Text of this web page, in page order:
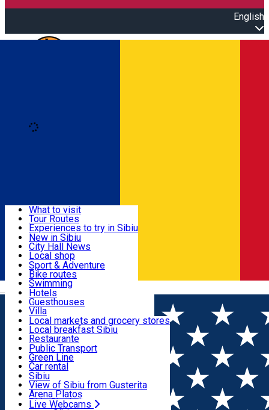
English
Română
Useful info
Activities & Adventure
Accommodation
Food, Drinks & Nightlife
Transport & Parking
Live Webcams
What to visit
Tour Routes
Experiences to try in Sibiu
Podcast
Culture
Museums
Churches
Parks, Zoo
County of Sibiu
New in Sibiu
City Hall News
Local shop
Sibiu artisans
Sibiul Verde
Public services
Education
How do I get to Sibiu
Tourist Info
Tour Guides
Guided tours
Publicații locale
Beauty salons
Sport & Adventure
Bike routes
Swimming
Riding
Indoor activities
Loc de joacă indoor
Loc de joacă outdoor
Ski
Ice skating
Yoga
Hotels
Guesthouses
Villa
Hostels
Motel
Camping
Renting rooms
Rooms for rent
Accommodation outside Sibiu
Local markets and grocery stores
Local breakfast Sibiu
Restaurante
Pizza
Fast Food
Coffee
Sweets
Pub, Bar
Night clubs
Bakeries
Public Transport
Green Line
Car rental
Rent a bike
Scooter rentals
Taxi
Ride Sharing
Sibiu
View of Sibiu from Gusterita
Arena Platoș
Live Webcams